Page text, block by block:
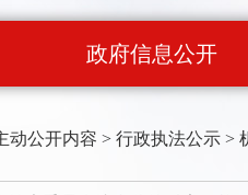
政府信息公开
动公开内容 > 行政执法公示 >